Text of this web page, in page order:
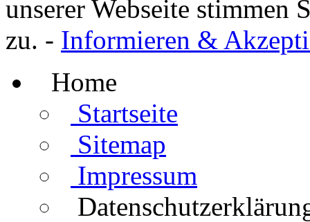
unserer Webseite stimmen
zu. - Informieren &
Home
Startseite
Sitemap
Impressum